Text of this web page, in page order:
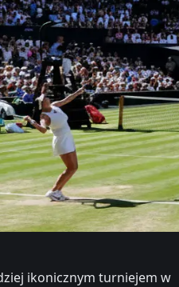
ikonicznym turniejem w